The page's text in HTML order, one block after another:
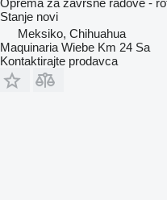
Oprema za završne radove -
Stanje novi
Meksiko, Chihuahua
Maquinaria Wiebe Km 24 Sa
Kontaktirajte prodavca